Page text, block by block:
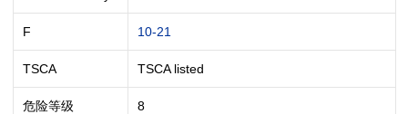
F 10-21
TSCA TSCA listed
危险等级 8